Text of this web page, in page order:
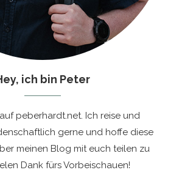
ich bin Peter
peberhardt.net. Ich reise und
gerne und hoffe diese
meinen Blog mit euch teilen zu
Dank fürs Vorbeischauen!